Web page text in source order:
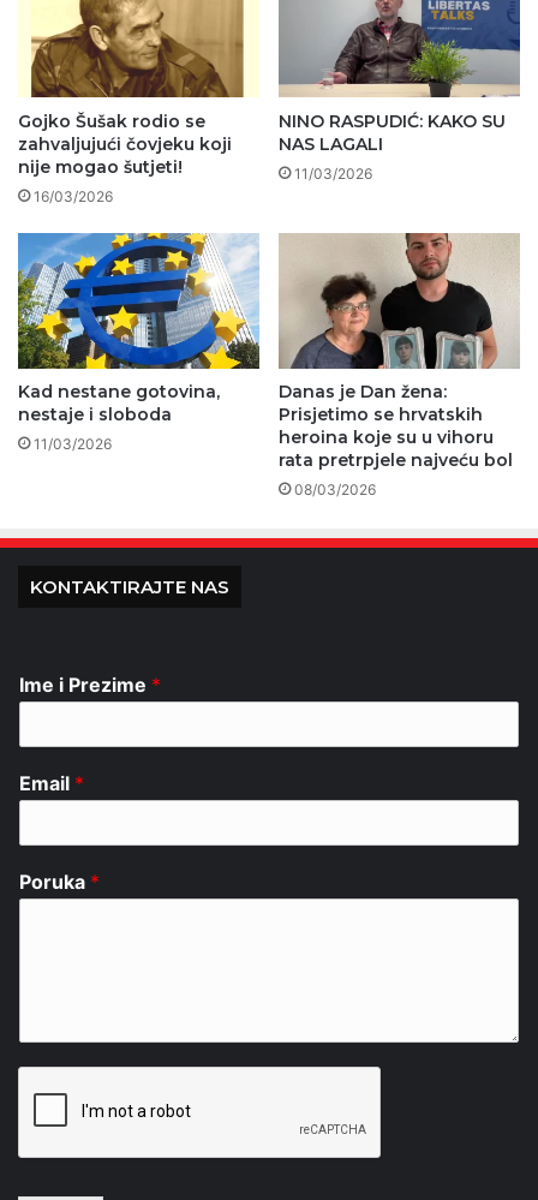
Gojko Šušak rodio se
zahvaljujući čovjeku koji
nije mogao šutjeti!
16/03/2026
NINO RASPUDIĆ: KAKO SU
NAS LAGALI
11/03/2026
Kad nestane gotovina,
nestaje i sloboda
11/03/2026
Danas je Dan žena:
Prisjetimo se hrvatskih
heroina koje su u vihoru
rata pretrpjele najveću bol
08/03/2026
KONTAKTIRAJTE NAS
Ime i Prezime *
Email *
Poruka *